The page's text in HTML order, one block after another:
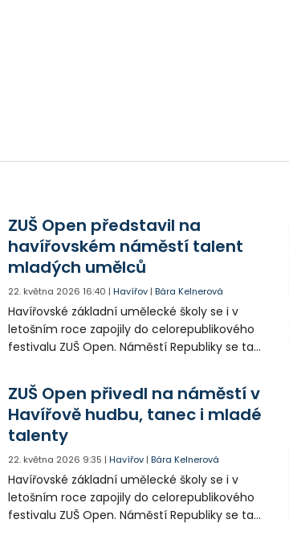
ZUŠ Open představil na
havířovském náměstí talent
mladých umělců
22. května 2026 16:40 |Havířov |Bára Kelnerová
Havířovské základní umělecké školy se i v
letošním roce zapojily do celorepublikového
festivalu ZUŠ Open. Náměstí Republiky se tak
prezentovali všechny obory.
ZUŠ Open přivedl na náměstí v
Havířově hudbu, tanec i mladé
talenty
22. května 2026 9:35 |Havířov |Bára Kelnerová
Havířovské základní umělecké školy se i v
letošním roce zapojily do celorepublikového
festivalu ZUŠ Open. Náměstí Republiky se tak